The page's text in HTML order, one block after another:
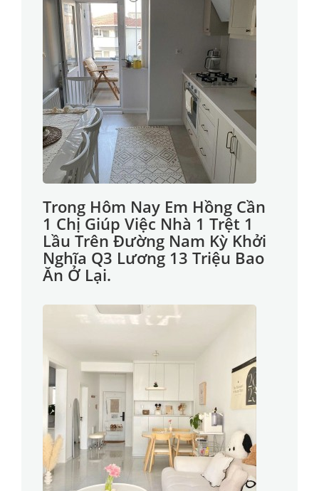
Trong Hôm Nay Em Hồng Cần
1 Chị Giúp Việc Nhà 1 Trệt 1
Lầu Trên Đường Nam Kỳ Khởi
Nghĩa Q3 Lương 13 Triệu Bao
Ăn Ở Lại.